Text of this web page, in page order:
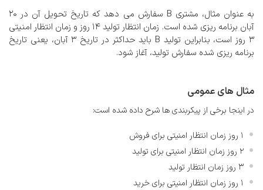
به عنوان مثال، مشتری B سفارش می دهد که تاریخ تحویل آن در 20
آبان برنامه ریزی شده است. زمان انتظار تولید 14 روز و زمان انتظار امنیتی
3 روز است، بنابراین تولید B باید حداکثر در تاریخ 3 آبان، یعنی تاریخ
برنامه ریزی شده سفارش تولید، آغاز شود.
مثال های عمومی
در اینجا برخی از پیکربندی ها شرح داده شده است:
1 روز زمان انتظار امنیتی برای فروش
2 روز زمان انتظار امنیتی برای تولید
3 روز زمان انتظار تولید
1 روز زمان انتظار امنیتی برای خرید